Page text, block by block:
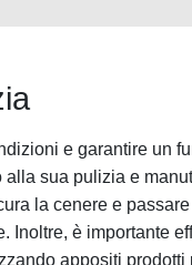
e garantire un
sua pulizia e
la cenere e
Inoltre, è importante
appositi